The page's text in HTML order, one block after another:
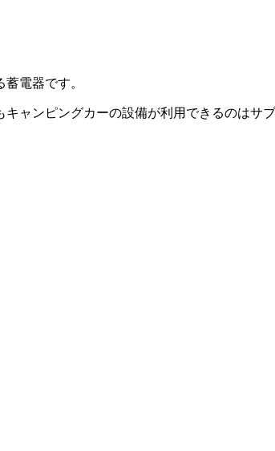
電器です。
ャンピングカーの設備が利用できるのはサ